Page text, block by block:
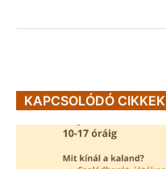
KAPCSOLÓDÓ CIKKEK